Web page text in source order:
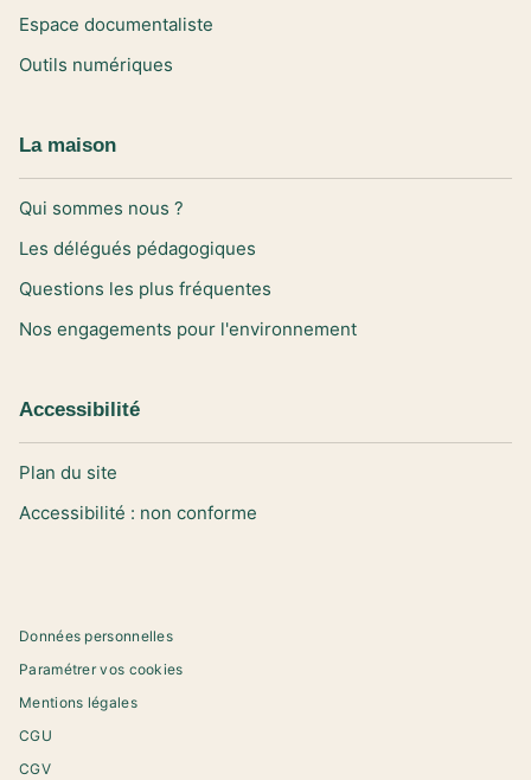
Espace documentaliste
Outils numériques
La maison
Qui sommes nous ?
Les délégués pédagogiques
Questions les plus fréquentes
Nos engagements pour l'environnement
Accessibilité
Plan du site
Accessibilité : non conforme
Données personnelles
Paramétrer vos cookies
Mentions légales
CGU
CGV